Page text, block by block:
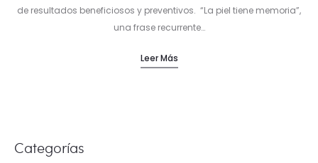
de resultados beneficiosos y preventivos. “La piel tiene memoria”,
una frase recurrente…
Leer Más
Categorías